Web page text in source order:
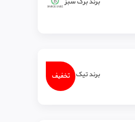
تخفیفبرند تیک‌ تاک